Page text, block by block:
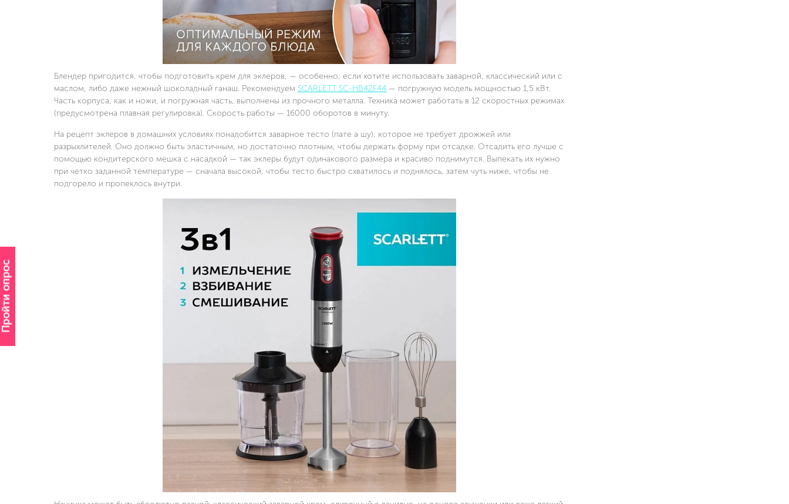
Пройти опрос
Блендер пригодится, чтобы подготовить крем для эклеров, — особенно, если хотите использовать заварной, классический или с
маслом, либо даже нежный шоколадный ганаш. Рекомендуем SCARLETT SC-HB42F44 — погружную модель мощностью 1,5 кВт.
Часть корпуса, как и ножи, и погружная часть, выполнены из прочного металла. Техника может работать в 12 скоростных режимах
(предусмотрена плавная регулировка). Скорость работы — 16000 оборотов в минуту.
На рецепт эклеров в домашних условиях понадобится заварное тесто (пате а шу), которое не требует дрожжей или
разрыхлителей. Оно должно быть эластичным, но достаточно плотным, чтобы держать форму при отсадке. Отсадить его лучше с
помощью кондитерского мешка с насадкой — так эклеры будут одинакового размера и красиво поднимутся. Выпекать их нужно
при четко заданной температуре — сначала высокой, чтобы тесто быстро схватилось и поднялось, затем чуть ниже, чтобы не
подгорело и пропеклось внутри.